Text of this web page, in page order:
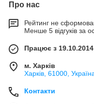
Про нас
Рейтинг не
Менше 5 відгуків за
Працює з 19.10.2014
м. Харків
Харків, 61000,
Контакти